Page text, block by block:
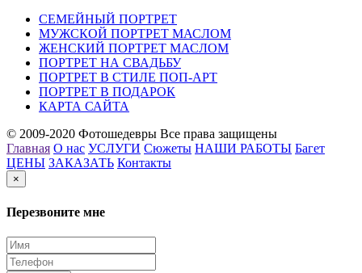
СЕМЕЙНЫЙ ПОРТРЕТ
МУЖСКОЙ ПОРТРЕТ МАСЛОМ
ЖЕНСКИЙ ПОРТРЕТ МАСЛОМ
ПОРТРЕТ НА СВАДЬБУ
ПОРТРЕТ В СТИЛЕ ПОП-АРТ
ПОРТРЕТ В ПОДАРОК
КАРТА САЙТА
© 2009-2020 Фотошедевры Все права защищены
Главная О нас УСЛУГИ Сюжеты НАШИ РАБОТЫ Багет
ЦЕНЫ ЗАКАЗАТЬ Контакты
×
Перезвоните мне